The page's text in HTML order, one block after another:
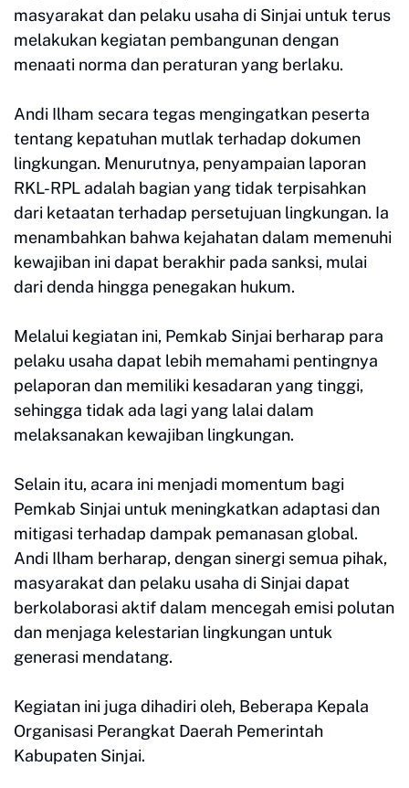
masyarakat dan pelaku usaha di Sinjai untuk terus
melakukan kegiatan pembangunan dengan
menaati norma dan peraturan yang berlaku.
Andi Ilham secara tegas mengingatkan peserta
tentang kepatuhan mutlak terhadap dokumen
lingkungan. Menurutnya, penyampaian laporan
RKL-RPL adalah bagian yang tidak terpisahkan
dari ketaatan terhadap persetujuan lingkungan. Ia
menambahkan bahwa kejahatan dalam memenuhi
kewajiban ini dapat berakhir pada sanksi, mulai
dari denda hingga penegakan hukum.
Melalui kegiatan ini, Pemkab Sinjai berharap para
pelaku usaha dapat lebih memahami pentingnya
pelaporan dan memiliki kesadaran yang tinggi,
sehingga tidak ada lagi yang lalai dalam
melaksanakan kewajiban lingkungan.
Selain itu, acara ini menjadi momentum bagi
Pemkab Sinjai untuk meningkatkan adaptasi dan
mitigasi terhadap dampak pemanasan global.
Andi Ilham berharap, dengan sinergi semua pihak,
masyarakat dan pelaku usaha di Sinjai dapat
berkolaborasi aktif dalam mencegah emisi polutan
dan menjaga kelestarian lingkungan untuk
generasi mendatang.
Kegiatan ini juga dihadiri oleh, Beberapa Kepala
Organisasi Perangkat Daerah Pemerintah
Kabupaten Sinjai.